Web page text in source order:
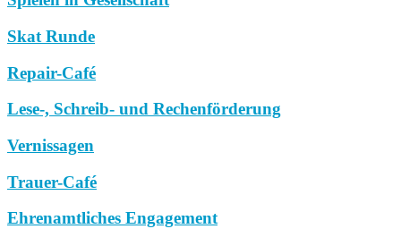
Skat Runde
Repair-Café
Lese-, Schreib- und Rechenförderung
Vernissagen
Trauer-Café
Ehrenamtliches Engagement